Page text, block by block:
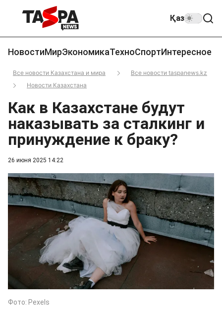
Қаз
НовостиМирЭкономикаТехноСпортИнтересное
Все новости Казахстана и мира
Все новости taspanews.kz
Новости Казахстана
26 июня 2025 14:22
Как в Казахстане будут
наказывать за сталкинг и
принуждение к браку?
Фото: Pexels